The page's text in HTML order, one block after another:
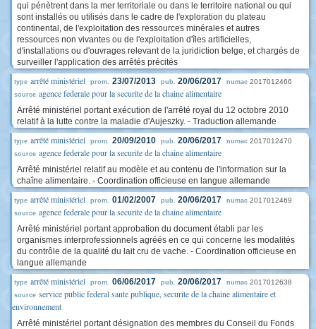
qui pénètrent dans la mer territoriale ou dans le territoire national ou qui
sont installés ou utilisés dans le cadre de l'exploration du plateau
continental, de l'exploitation des ressources minérales et autres
ressources non vivantes ou de l'exploitation d'îles artificielles,
d'installations ou d'ouvrages relevant de la juridiction belge, et chargés de
surveiller l'application des arrêtés précités
type arrêté ministériel prom. 23/07/2013 pub. 20/06/2017 numac 2017012466
source agence federale pour la securite de la chaine alimentaire
Arrêté ministériel portant exécution de l'arrêté royal du 12 octobre 2010
relatif à la lutte contre la maladie d'Aujeszky. - Traduction allemande
type arrêté ministériel prom. 20/09/2010 pub. 20/06/2017 numac 2017012470
source agence federale pour la securite de la chaine alimentaire
Arrêté ministériel relatif au modèle et au contenu de l'information sur la
chaîne alimentaire. - Coordination officieuse en langue allemande
type arrêté ministériel prom. 01/02/2007 pub. 20/06/2017 numac 2017012469
source agence federale pour la securite de la chaine alimentaire
Arrêté ministériel portant approbation du document établi par les
organismes interprofessionnels agréés en ce qui concerne les modalités
du contrôle de la qualité du lait cru de vache. - Coordination officieuse en
langue allemande
type arrêté ministériel prom. 06/06/2017 pub. 20/06/2017 numac 2017012638
source service public federal sante publique, securite de la chaine alimentaire et
environnement
Arrêté ministériel portant désignation des membres du Conseil du Fonds